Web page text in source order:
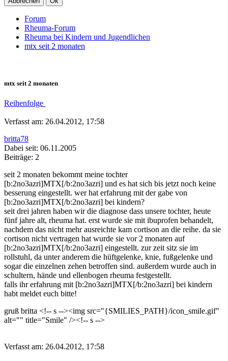
Forum
Rheuma-Forum
Rheuma bei Kindern und Jugendlichen
mtx seit 2 monaten
mtx seit 2 monaten
Reihenfolge
Verfasst am: 26.04.2012, 17:58
britta78
Dabei seit: 06.11.2005
Beiträge: 2
seit 2 monaten bekommt meine tochter
[b:2no3azri]MTX[/b:2no3azri] und es hat sich bis jetzt noch keine
besserung eingestellt. wer hat erfahrung mit der gabe von
[b:2no3azri]MTX[/b:2no3azri] bei kindern?
seit drei jahren haben wir die diagnose dass unsere tochter, heute
fünf jahre alt, rheuma hat. erst wurde sie mit ibuprofen behandelt,
nachdem das nicht mehr ausreichte kam cortison an die reihe. da sie
cortison nicht vertragen hat wurde sie vor 2 monaten auf
[b:2no3azri]MTX[/b:2no3azri] eingestellt. zur zeit sitz sie im
rollstuhl, da unter anderem die hüftgelenke, knie, fußgelenke und
sogar die einzelnen zehen betroffen sind. außerdem wurde auch in
schultern, hände und ellenbogen rheuma festgestellt.
falls ihr erfahrung mit [b:2no3azri]MTX[/b:2no3azri] bei kindern
habt meldet euch bitte!
gruß britta <!-- s --><img src="{SMILIES_PATH}/icon_smile.gif"
alt="" title="Smile" /><!-- s -->
Verfasst am: 26.04.2012, 17:58